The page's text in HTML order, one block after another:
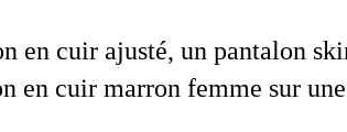
en cuir ajusté, un pantalon
en cuir marron femme sur